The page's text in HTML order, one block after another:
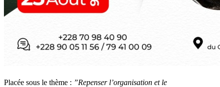
Placée sous le thème : ”Repenser l’organisation et le